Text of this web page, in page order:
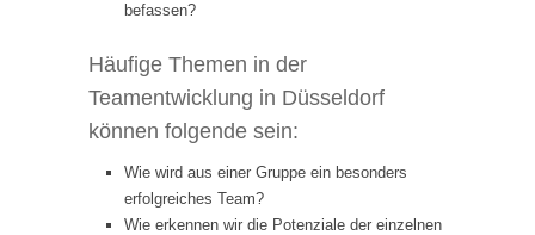
befassen?
Häufige Themen in der
Teamentwicklung in Düsseldorf
können folgende sein:
Wie wird aus einer Gruppe ein besonders
erfolgreiches Team?
Wie erkennen wir die Potenziale der einzelnen